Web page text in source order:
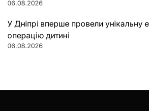
06.08.2026
У Дніпрі вперше провели унікальну
операцію дитині
06.08.2026